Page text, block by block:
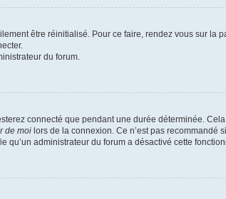
être réinitialisé. Pour ce faire, rendez vous sur la
du forum.
connecté que pendant une durée déterminée.
de moi lors de la connexion. Ce n’est pas
qu’un administrateur du forum a désactivé cette